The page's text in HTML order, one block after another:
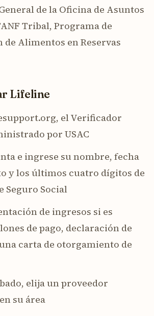
de la Oficina de Asuntos
Tribal, Programa de
Alimentos en Reservas
Lifeline
el Verificador
por USAC
e ingrese su nombre, fecha
y los últimos cuatro dígitos de
Seguro Social
de ingresos si es
de pago, declaración de
carta de otorgamiento de
elija un proveedor
su área